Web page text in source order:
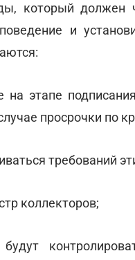
который должен
и
этапе
просрочки по
требований
коллекторов;